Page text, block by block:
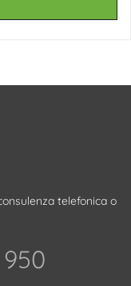
telefonica o
950‬